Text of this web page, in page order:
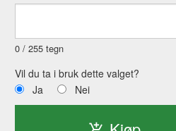
Størrelses forhold til en Jakt kopp fra WJ
0 / 255 tegn
Vil du ta i bruk dette valget?
Ja
Nei